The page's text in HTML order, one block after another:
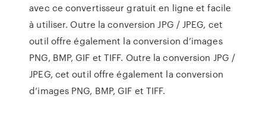
avec ce convertisseur gratuit en ligne et facile
à utiliser. Outre la conversion JPG / JPEG, cet
outil offre également la conversion d’images
PNG, BMP, GIF et TIFF. Outre la conversion JPG /
JPEG, cet outil offre également la conversion
d’images PNG, BMP, GIF et TIFF.